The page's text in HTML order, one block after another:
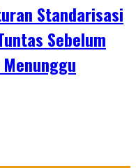
Standarisasi
Sebelum